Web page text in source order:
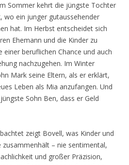
Sommer kehrt die jüngste Tochter
wo ein junger gutaussehender
hat. Im Herbst entscheidet sich
Ehemann und die Kinder zu
einer beruflichen Chance und auch
nachzugehen. Im Winter
Mark seine Eltern, als er erklärt,
Leben als Mia anzufangen. Und
Sohn Ben, dass er Geld
zeigt Bovell, was Kinder und
zusammenhält – nie sentimental,
und großer Präzision,